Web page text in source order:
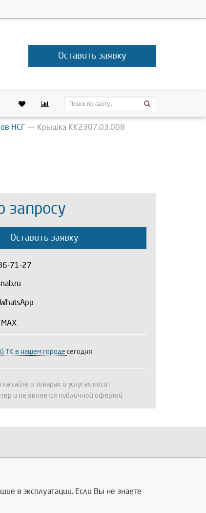
Оставить заявку
НСГ Крышка КК2307.03.008
запросу
Оставить заявку
71-27
ТК в нашем городе сегодня
сайте о товарах и услугах носит
и не является публичной офертой
в эксплуатации. Если Вы не знаете